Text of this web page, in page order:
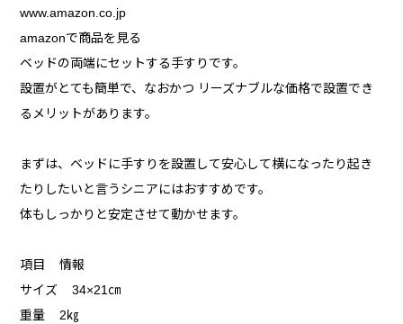
www.amazon.co.jp
amazonで商品を見る
ベッドの両端にセットする手すりです。
設置がとても簡単で、なおかつ リーズナブルな価格で設置でき
るメリットがあります。
まずは、ベッドに手すりを設置して安心して横になったり起き
たりしたいと言うシニアにはおすすめです。
体もしっかりと安定させて動かせます。
項目 情報
サイズ 34×21㎝
重量 2㎏